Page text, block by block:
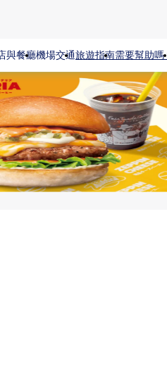
與餐廳機場交通旅遊指南需要幫助嗎